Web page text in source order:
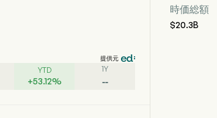
提供元
YTD
+53.12%
1Y
--
時価総額
$20.3B